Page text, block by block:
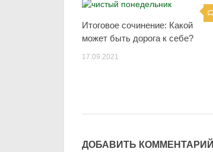
Итоговое сочинение: Какой
может быть дорога к себе?
17.09.2021
ДОБАВИТЬ КОММЕНТАРИЙ